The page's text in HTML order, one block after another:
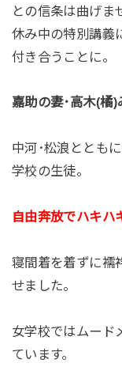
との信条は曲げま
休み中の特別講義
付き合うことに。
嘉助の妻･高木(橘)
中河･松浪ととも
学校の生徒。
自由奔放でハキハ
寝間着を着ずに襦
せました。
女学校ではムード
ています。